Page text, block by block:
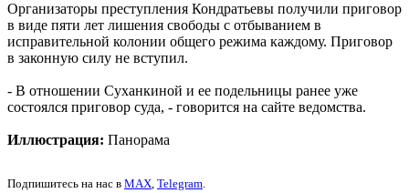
Организаторы преступления Кондратьевы получили приговор
в виде пяти лет лишения свободы с отбыванием в
исправительной колонии общего режима каждому. Приговор
в законную силу не вступил.
- В отношении Суханкиной и ее подельницы ранее уже
состоялся приговор суда, - говорится на сайте ведомства.
Иллюстрация: Панорама
Подпишитесь на нас в MAX, Telegram.